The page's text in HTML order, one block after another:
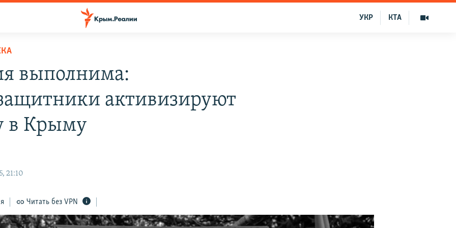
КТА
УКР
выполнима:
активизируют
в Крыму
21:10
Читать без VPN